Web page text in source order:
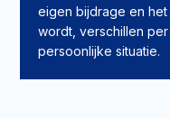
eigen bijdrage en
wordt, verschillen
persoonlijke situatie.